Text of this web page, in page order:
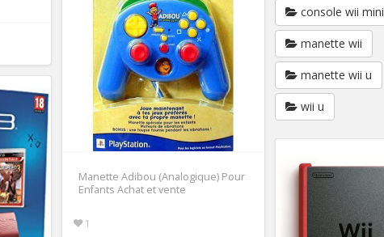
console wii mini
manette wii
manette wii u
wii u
Manette Adibou (Analogique) Pour
Enfants Achat et vente
1